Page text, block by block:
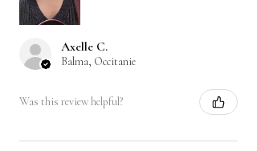
Axelle C.
Balma, Occitanie
Was this review helpful?